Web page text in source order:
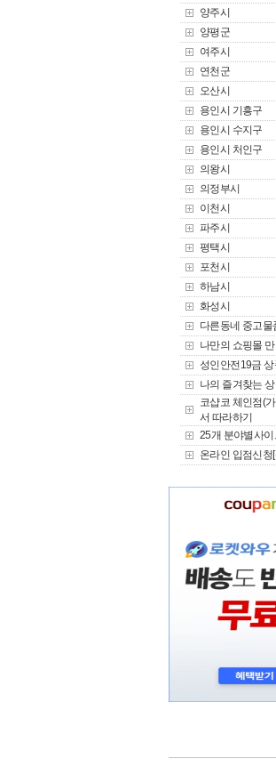
양주시
양평군
여주시
연천군
오산시
용인시 기흥구
용인시 수지구
용인시 처인구
의왕시
의정부시
이천시
파주시
평택시
포천시
하남시
화성시
다른동네 중고물
나만의 쇼핑몰 만
성인안전19금 상
나의 즐겨찾는
코샵코 체인점(
서 따라하기
25개 분야별사이
온라인 입점신청